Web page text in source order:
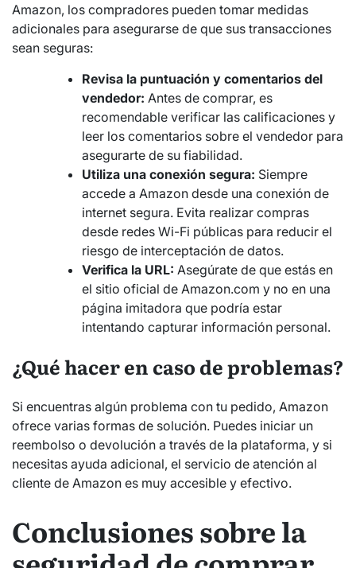
Amazon, los compradores pueden tomar medidas
adicionales para asegurarse de que sus transacciones
sean seguras:
Revisa la puntuación y comentarios del
vendedor: Antes de comprar, es
recomendable verificar las calificaciones y
leer los comentarios sobre el vendedor para
asegurarte de su fiabilidad.
Utiliza una conexión segura: Siempre
accede a Amazon desde una conexión de
internet segura. Evita realizar compras
desde redes Wi-Fi públicas para reducir el
riesgo de interceptación de datos.
Verifica la URL: Asegúrate de que estás en
el sitio oficial de Amazon.com y no en una
página imitadora que podría estar
intentando capturar información personal.
¿Qué hacer en caso de problemas?
Si encuentras algún problema con tu pedido, Amazon
ofrece varias formas de solución. Puedes iniciar un
reembolso o devolución a través de la plataforma, y si
necesitas ayuda adicional, el servicio de atención al
cliente de Amazon es muy accesible y efectivo.
Conclusiones sobre la